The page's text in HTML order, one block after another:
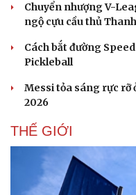
Chuyển nhượng V-
ngộ cựu cầu thủ
Cách bắt đường
Pickleball
Messi tỏa sáng rực rỡ
2026
THẾ GIỚI